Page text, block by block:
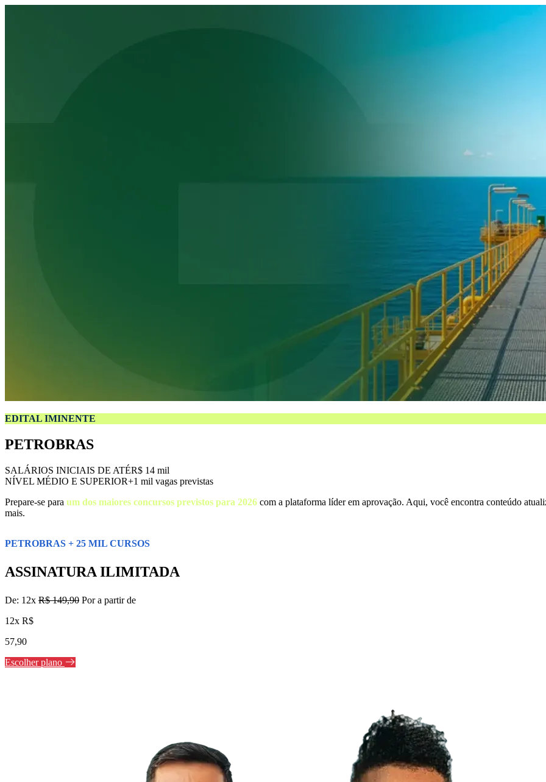
EDITAL IMINENTE
PETROBRAS
SALÁRIOS INICIAIS DE ATÉR$ 14 mil
NÍVEL MÉDIO E SUPERIOR+1 mil vagas previstas
Prepare-se para um dos maiores concursos previstos para 2026 com a plataforma líder em aprovação. Aqui, você encontra conteúdo
mais.
PETROBRAS + 25 MIL CURSOS
ASSINATURA ILIMITADA
De: 12x R$ 149,90 Por a partir de
12x R$
57,90
Escolher plano